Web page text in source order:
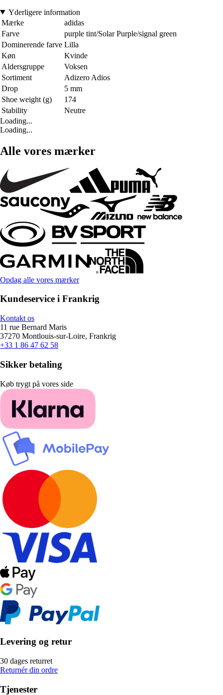
Yderligere information
Mærke
adidas
Farve
purple tint/Solar Purple/signal green
Dominerende farve Lilla
Køn
Kvinde
Aldersgruppe
Voksen
Sortiment
Adizero Adios
Drop
5 mm
Shoe weight (g)
174
Stability
Neutre
Loading...
Loading...
Alle vores mærker
Opdag alle vores mærker
Kundeservice i Frankrig
Kontakt os
11 rue Bernard Maris
37270 Montlouis-sur-Loire, Frankrig
+33 1 86 47 62 58
Sikker betaling
Køb trygt på vores side
Levering og retur
30 dages returret
Returnér din ordre
Tjenester